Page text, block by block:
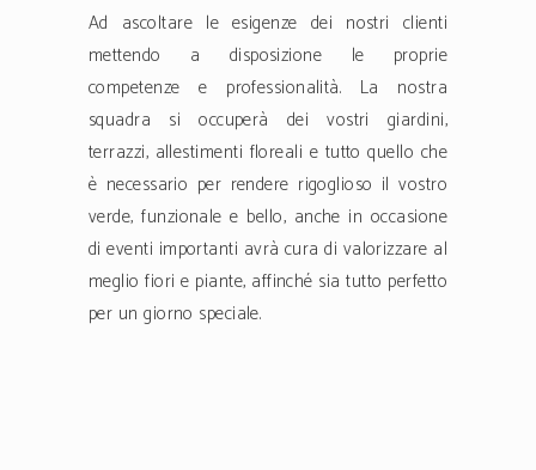
Ad ascoltare le esigenze dei nostri clienti
mettendo a disposizione le proprie
competenze e professionalità. La nostra
squadra si occuperà dei vostri giardini,
terrazzi, allestimenti floreali e tutto quello che
è necessario per rendere rigoglioso il vostro
verde, funzionale e bello, anche in occasione
di eventi importanti avrà cura di valorizzare al
meglio fiori e piante, affinché sia tutto perfetto
per un giorno speciale.